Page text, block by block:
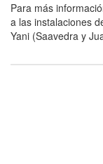
Para más
a las instalaciones
Yani (Saavedra y